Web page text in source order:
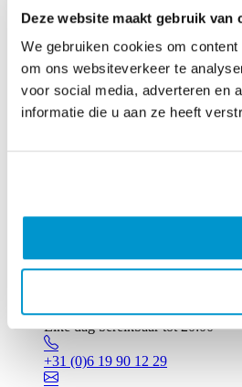
Deze website maakt gebruik van
We gebruiken cookies om
om ons websiteverkeer te
voor social media, adverteren en
informatie die u aan ze heeft
Elke dag bereikbaar tot 20:00
+31 (0)6 19 90 12 29